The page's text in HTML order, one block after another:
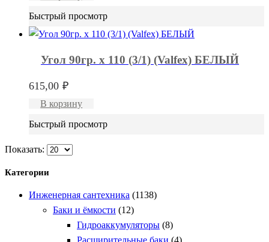
Быстрый просмотр
Угол 90гр. х 110 (3/1) (Valfex) БЕЛЫЙ
615,00 ₽
В корзину
Быстрый просмотр
Показать:
Категории
Инженерная сантехника (1138)
Баки и ёмкости (12)
Гидроаккумуляторы (8)